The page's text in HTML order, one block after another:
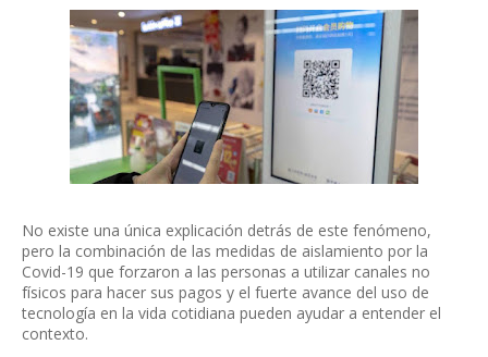
No existe una única explicación detrás de este fenómeno,
pero la combinación de las medidas de aislamiento por la
Covid-19 que forzaron a las personas a utilizar canales no
físicos para hacer sus pagos y el fuerte avance del uso de
tecnología en la vida cotidiana pueden ayudar a entender el
contexto.